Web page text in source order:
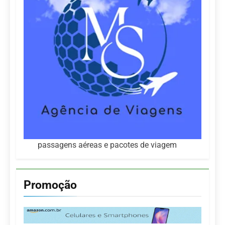
passagens aéreas e pacotes de viagem
Promoção